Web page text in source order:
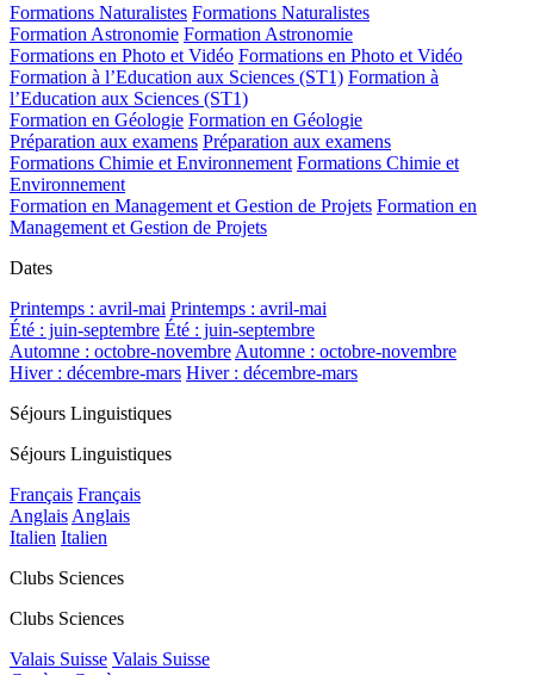
Formations Naturalistes Formations Naturalistes
Formation Astronomie Formation Astronomie
Formations en Photo et Vidéo Formations en Photo et Vidéo
Formation à l’Education aux Sciences (ST1) Formation à
l’Education aux Sciences (ST1)
Formation en Géologie Formation en Géologie
Préparation aux examens Préparation aux examens
Formations Chimie et Environnement Formations Chimie et
Environnement
Formation en Management et Gestion de Projets Formation en
Management et Gestion de Projets
Dates
Printemps : avril-mai Printemps : avril-mai
Été : juin-septembre Été : juin-septembre
Automne : octobre-novembre Automne : octobre-novembre
Hiver : décembre-mars Hiver : décembre-mars
Séjours Linguistiques
Séjours Linguistiques
Français Français
Anglais Anglais
Italien Italien
Clubs Sciences
Clubs Sciences
Valais Suisse Valais Suisse